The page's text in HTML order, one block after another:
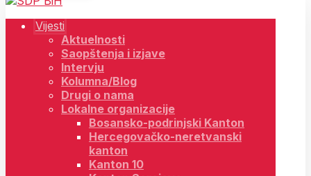
Vijesti
Aktuelnosti
Saopštenja i izjave
Intervju
Kolumna/Blog
Drugi o nama
Lokalne organizacije
Bosansko-podrinjski Kanton
Hercegovačko-neretvanski
kanton
Kanton 10